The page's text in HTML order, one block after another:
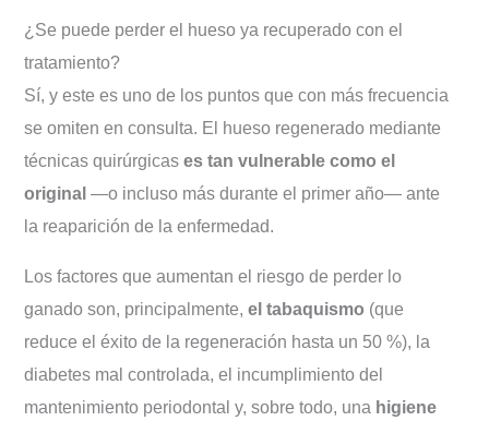
¿Se puede perder el hueso ya recuperado con el
tratamiento?
Sí, y este es uno de los puntos que con más frecuencia
se omiten en consulta. El hueso regenerado mediante
técnicas quirúrgicases tan vulnerable como el
original —o incluso más durante el primer año— ante
la reaparición de la enfermedad.
Los factores que aumentan el riesgo de perder lo
ganado son, principalmente,el tabaquismo (que
reduce el éxito de la regeneración hasta un 50 %), la
diabetes mal controlada, el incumplimiento del
mantenimiento periodontal y, sobre todo, una higiene